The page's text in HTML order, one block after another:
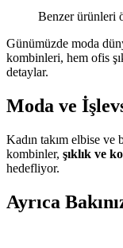
Benzer ürünleri
Günümüzde moda
kombinleri, hem ofis
detaylar.
Moda ve
Kadın takım elbise
kombinler, şıklık ve
hedefliyor.
Ayrıca